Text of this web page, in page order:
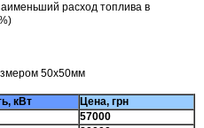
расход топлива в
50х50мм
кВт
Цена, грн
57000